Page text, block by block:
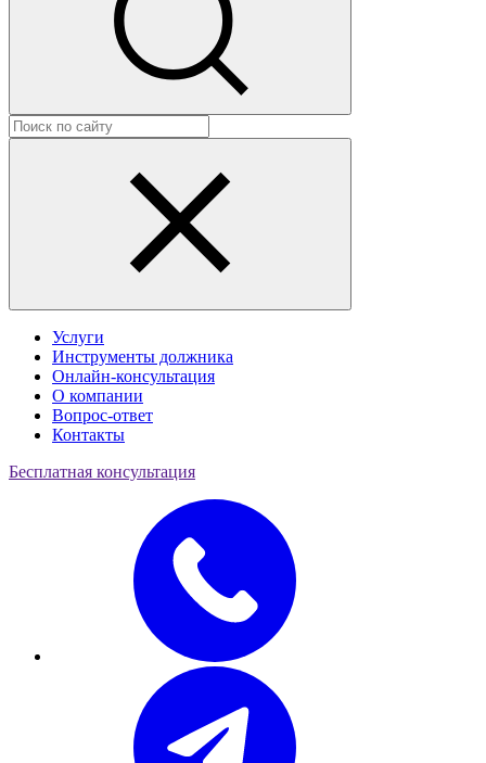
Услуги
Инструменты должника
Онлайн-консультация
О компании
Вопрос-ответ
Контакты
Бесплатная консультация